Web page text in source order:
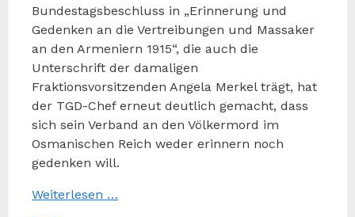
Bundestagsbeschluss in „Erinnerung und
Gedenken an die Vertreibungen und Massaker
an den Armeniern 1915“, die auch die
Unterschrift der damaligen
Fraktionsvorsitzenden Angela Merkel trägt, hat
der TGD-Chef erneut deutlich gemacht, dass
sich sein Verband an den Völkermord im
Osmanischen Reich weder erinnern noch
gedenken will.
Weiterlesen …